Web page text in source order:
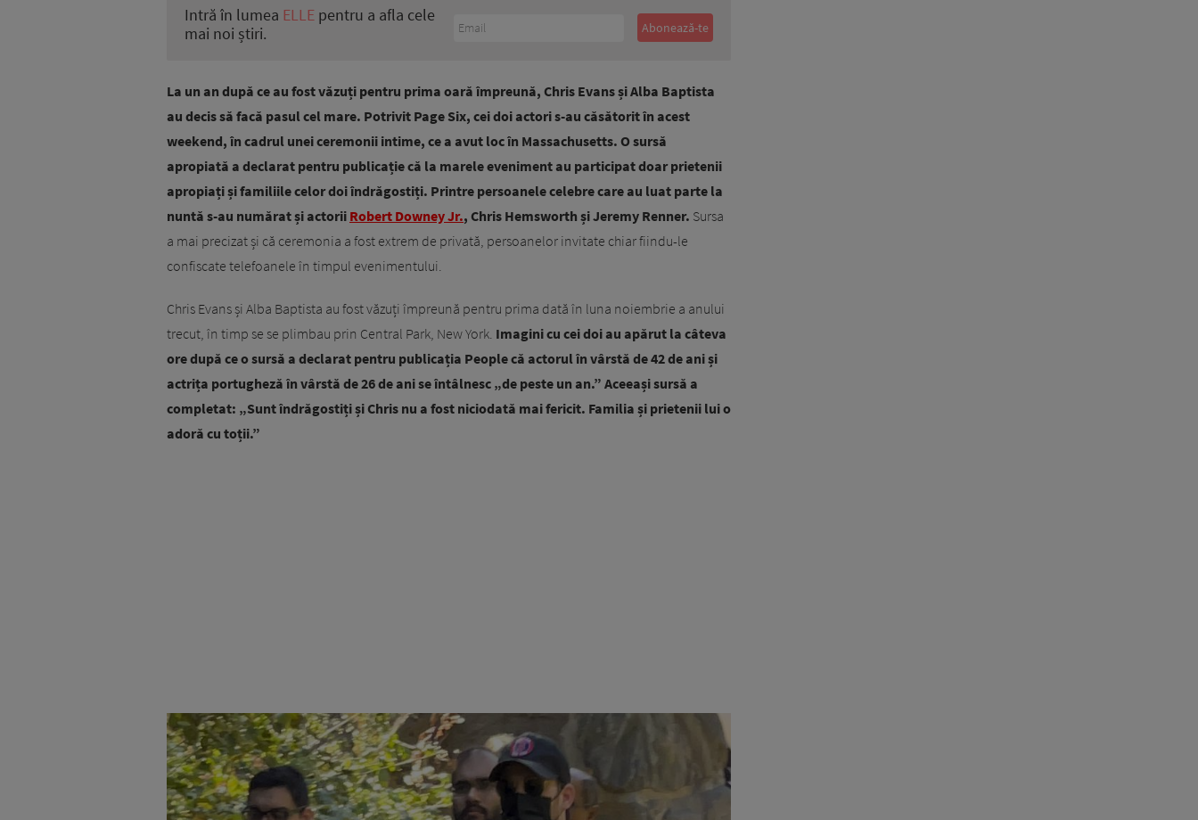
Intră în lumea ELLE pentru a afla cele
mai noi știri.
La un an după ce au fost văzuți pentru prima oară împreună, Chris Evans și Alba Baptista
au decis să facă pasul cel mare. Potrivit Page Six, cei doi actori s-au căsătorit în acest
weekend, în cadrul unei ceremonii intime, ce a avut loc în Massachusetts. O sursă
apropiată a declarat pentru publicație că la marele eveniment au participat doar prietenii
apropiați și familiile celor doi îndrăgostiți. Printre persoanele celebre care au luat parte la
nuntă s-au numărat și actorii Robert Downey Jr., Chris Hemsworth și Jeremy Renner. Sursa
a mai precizat și că ceremonia a fost extrem de privată, persoanelor invitate chiar fiindu-le
confiscate telefoanele în timpul evenimentului.
Chris Evans și Alba Baptista au fost văzuți împreună pentru prima dată în luna noiembrie a anului
trecut, în timp se se plimbau prin Central Park, New York. Imagini cu cei doi au apărut la câteva
ore după ce o sursă a declarat pentru publicația People că actorul în vârstă de 42 de ani și
actrița portugheză în vârstă de 26 de ani se întâlnesc „de peste un an.” Aceeași sursă a
completat: „Sunt îndrăgostiți și Chris nu a fost niciodată mai fericit. Familia și prietenii lui o
adoră cu toții.”